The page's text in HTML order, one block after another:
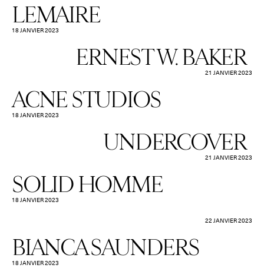
LEMAIRE
18 JANVIER 2023
ERNEST W. BAKER
21 JANVIER 2023
ACNE STUDIOS
18 JANVIER 2023
UNDERCOVER
21 JANVIER 2023
SOLID HOMME
18 JANVIER 2023
22 JANVIER 2023
BIANCA SAUNDERS
18 JANVIER 2023